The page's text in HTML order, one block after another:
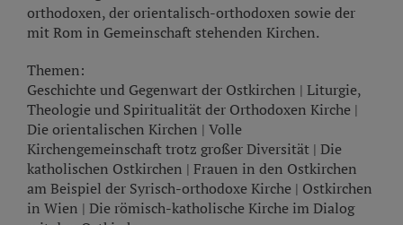
orthodoxen, der orientalisch-orthodoxen sowie der
mit Rom in Gemeinschaft stehenden Kirchen.
Themen:
Geschichte und Gegenwart der Ostkirchen | Liturgie,
Theologie und Spiritualität der Orthodoxen Kirche |
Die orientalischen Kirchen | Volle
Kirchengemeinschaft trotz großer Diversität | Die
katholischen Ostkirchen | Frauen in den Ostkirchen
am Beispiel der Syrisch-orthodoxe Kirche | Ostkirchen
in Wien | Die römisch-katholische Kirche im Dialog